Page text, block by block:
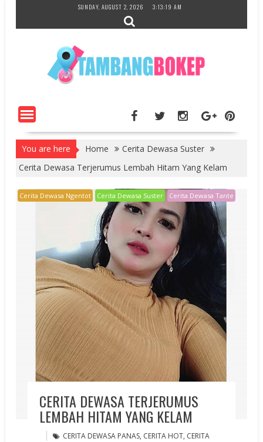
content
SUNDAY, AUGUST 2, 2026 3:13:20 AM
You are here Home
Cerita Dewasa Suster
Cerita Dewasa Terjerumus Lembah Hitam Yang Kelam
Cerita Dewasa Ngentot Cerita Dewasa Suster Cerita Dewasa Tante
CERITA DEWASA TERJERUMUS
LEMBAH HITAM YANG KELAM
CERITA DEWASA PANAS, CERITA HOT, CERITA